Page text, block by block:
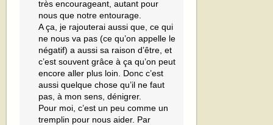
très encourageant, autant pour
nous que notre entourage.
A ça, je rajouterai aussi que, ce qui
ne nous va pas (ce qu’on appelle le
négatif) a aussi sa raison d’être, et
c’est souvent grâce à ça qu’on peut
encore aller plus loin. Donc c’est
aussi quelque chose qu’il ne faut
pas, à mon sens, dénigrer.
Pour moi, c’est un peu comme un
tremplin pour nous aider. Par